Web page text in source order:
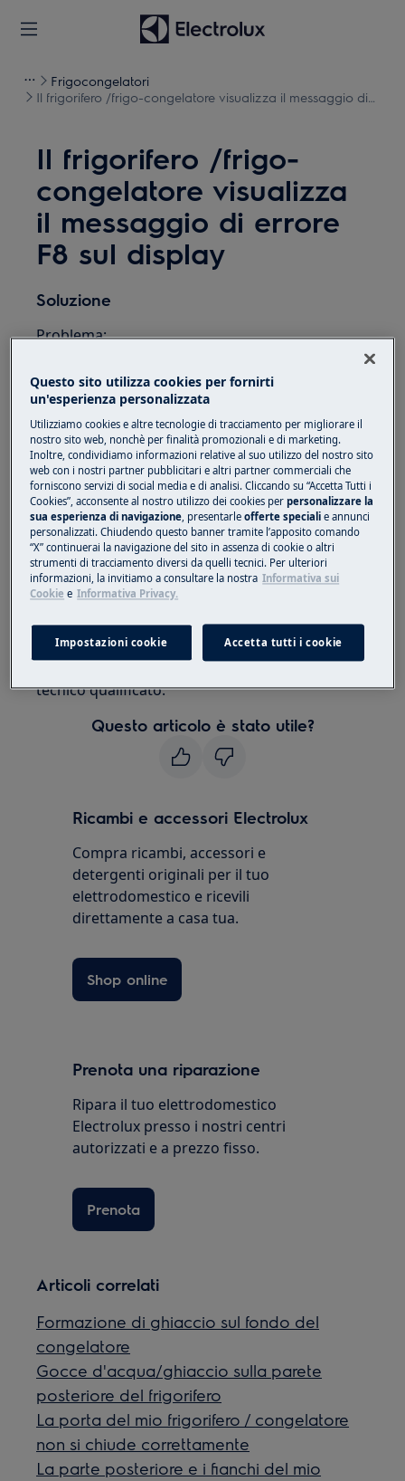
Frigocongelatori
Il frigorifero /frigo-congelatore visualizza il messaggio di
Il frigorifero /frigo-
congelatore visualizza
il messaggio di errore
F8 sul display
Soluzione
Problema:
frigorifero/frigo-congelatore
Vale per:
Frigorifero
Frigo-congelatore
Soluzione:
1. Rivolgersi a un Centro di Assistenza
Autorizzato.
problema con il sistema di sbrinamento.
Si consiglia di prendere appuntamento con un
tecnico qualificato.
Questo articolo è stato utile?
Ricambi e accessori Electrolux
Compra ricambi, accessori e
detergenti originali per il tuo
elettrodomestico e ricevili
direttamente a casa tua.
Shop online
Prenota una riparazione
Ripara il tuo elettrodomestico
Electrolux presso i nostri centri
autorizzati e a prezzo fisso.
Prenota
Articoli correlati
Formazione di ghiaccio sul fondo del
congelatore
Gocce d'acqua/ghiaccio sulla parete
posteriore del frigorifero
La porta del mio frigorifero / congelatore
non si chiude correttamente
La parte posteriore e i fianchi del mio
Questo sito utilizza cookies per fornirti
un'esperienza personalizzata
Utilizziamo cookies e altre tecnologie di tracciamento per migliorare il
nostro sito web, nonchè per finalità promozionali e di marketing.
Inoltre, condividiamo informazioni relative al suo utilizzo del nostro sito
web con i nostri partner pubblicitari e altri partner commerciali che
forniscono servizi di social media e di analisi. Cliccando su “Accetta Tutti i
Cookies”, acconsente al nostro utilizzo dei cookies perpersonalizzare la
sua esperienza di navigazione, presentarleofferte speciali e annunci
personalizzati. Chiudendo questo banner tramite l’apposito comando
“X” continuerai la navigazione del sito in assenza di cookie o altri
strumenti di tracciamento diversi da quelli tecnici. Per ulteriori
informazioni, la invitiamo a consultare la nostra Informativa sui
Cookie e Informativa Privacy.
Impostazioni cookie Accetta tutti i cookie